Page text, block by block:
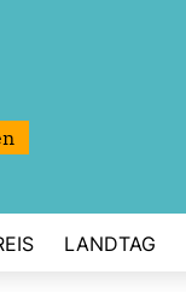
LANDTAG